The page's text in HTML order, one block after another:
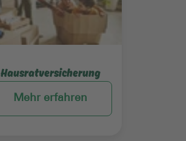
Hausratversicherung
Mehr erfahren